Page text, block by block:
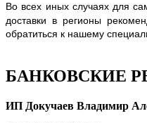
Во всех иных случаях для
доставки в регионы
обратиться к нашему
БАНКОВСКИЕ
ИП Докучаев Владимир